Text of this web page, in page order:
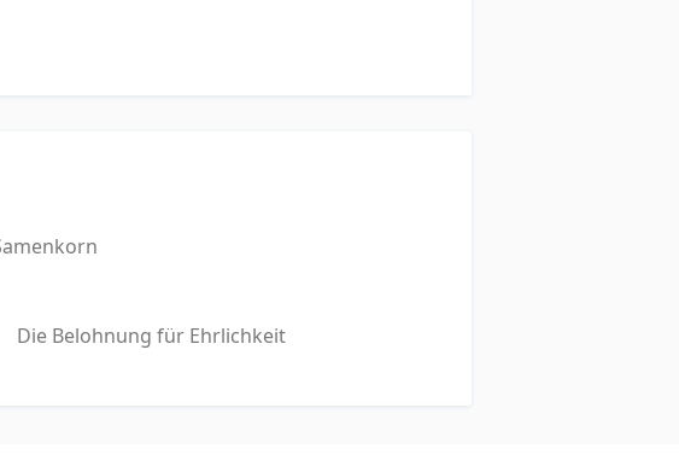
Die Belohnung für Ehrlichkeit